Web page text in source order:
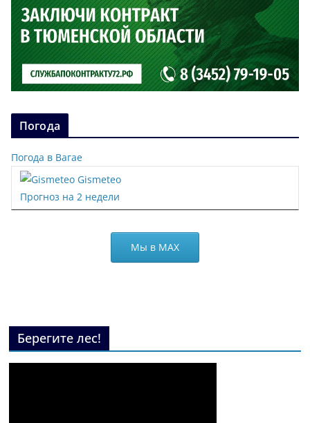
Погода
Погода в Вагае
Gismeteo
Прогноз на 2 недели
Мы в МАХ
Берегите лес!